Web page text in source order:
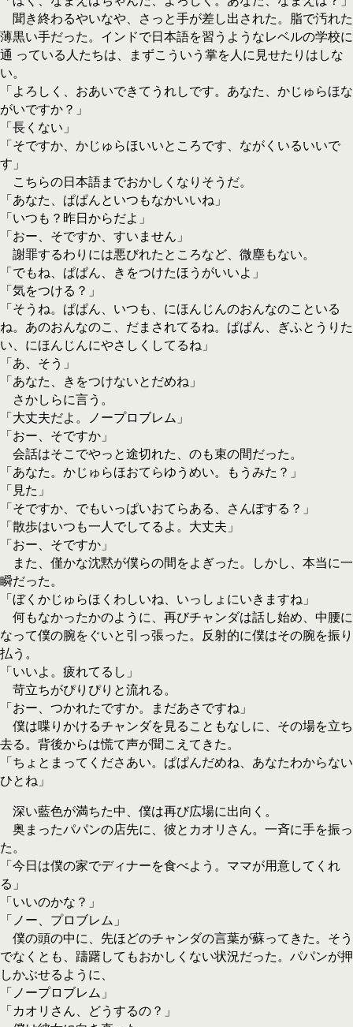
聞き終わるやいなや、さっと手が差し出された。脂で汚れた
薄黒い手だった。インドで日本語を習うようなレベルの学校に
通 っている人たちは、まずこういう掌を人に見せたりはしな
い。
「よろしく、おあいできてうれしです。あなた、かじゅらほな
がいですか？」
「長くない」
「そですか、かじゅらほいいところです、ながくいるいいで
す」
こちらの日本語までおかしくなりそうだ。
「あなた、ぱぱんといつもなかいいね」
「いつも？昨日からだよ」
「おー、そですか、すいません」
謝罪するわりには悪びれたところなど、微塵もない。
「でもね、ぱぱん、きをつけたほうがいいよ」
「気をつける？」
「そうね。ぱぱん、いつも、にほんじんのおんなのこといる
ね。あのおんなのこ、だまされてるね。ぱぱん、ぎふとうりた
い、にほんじんにやさしくしてるね」
「あ、そう」
「あなた、きをつけないとだめね」
さかしらに言う。
「大丈夫だよ。ノープロブレム」
「おー、そですか」
会話はそこでやっと途切れた、のも束の間だった。
「あなた。かじゅらほおてらゆうめい。もうみた？」
「見た」
「そですか、でもいっぱいおてらある、さんぽする？」
「散歩はいつも一人でしてるよ。大丈夫」
「おー、そですか」
また、僅かな沈黙が僕らの間をよぎった。しかし、本当に一
瞬だった。
「ぼくかじゅらほくわしいね、いっしょにいきますね」
何もなかったかのように、再びチャンダは話し始め、中腰に
なって僕の腕をぐいと引っ張った。反射的に僕はその腕を振り
払う。
「いいよ。疲れてるし」
苛立ちがぴりぴりと流れる。
「おー、つかれたですか。まだあさですね」
僕は喋りかけるチャンダを見ることもなしに、その場を立ち
去る。背後からは慌て声が聞こえてきた。
「ちょとまってくださあい。ぱぱんだめね、あなたわからない
ひとね」
深い藍色が満ちた中、僕は再び広場に出向く。
奥まったパパンの店先に、彼とカオリさん。一斉に手を振っ
た。
「今日は僕の家でディナーを食べよう。ママが用意してくれ
る」
「いいのかな？」
「ノー、プロブレム」
僕の頭の中に、先ほどのチャンダの言葉が蘇ってきた。そう
でなくとも、躊躇してもおかしくない状況だった。パパンが押
しかぶせるように、
「ノープロブレム」
「カオリさん、どうするの？」